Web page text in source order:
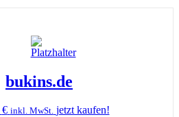
bukins.de
€ inkl. MwSt. jetzt kaufen!